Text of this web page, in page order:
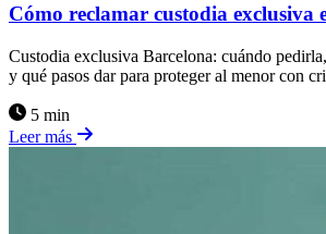
Cómo reclamar custodia exclusiva
Custodia exclusiva Barcelona: cuándo
y qué pasos dar para proteger al menor con
5 min
Leer más